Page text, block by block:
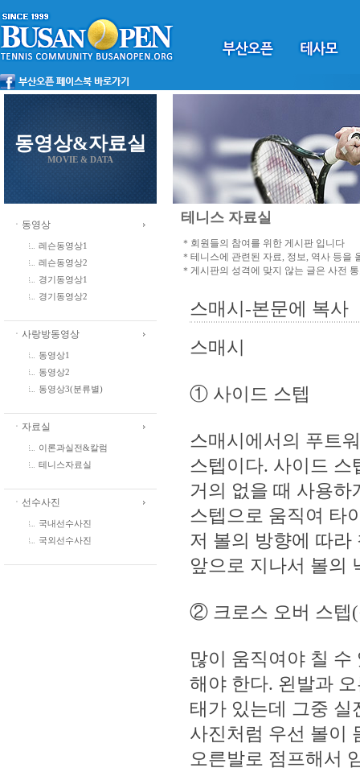
동영상&자료실
MOVIE & DATA
ㆍ동영상
레슨동영상1
레슨동영상2
경기동영상1
경기동영상2
ㆍ사랑방동영상
동영상1
동영상2
동영상3(분류별)
ㆍ자료실
이론과실전&칼럼
테니스자료실
ㆍ선수사진
국내선수사진
국외선수사진
테니스 자료실
＊회원들의 참여를 위한 게시판 입니다
＊테니스에 관련된 자료, 정보, 역사 등을
＊게시판의 성격에 맞지 않는 글은 사전
스매시-본문에 복사
스매시
① 사이드 스텝
스매시에서의 푸트
스텝이다. 사이드
거의 없을 때 사용
스텝으로 움직여 타
저 볼의 방향에 따
앞으로 지나서 볼의
② 크로스 오버 스텝
많이 움직여야 칠
해야 한다. 왼발과
태가 있는데 그중 실
사진처럼 우선 볼이
오른발로 점프해서